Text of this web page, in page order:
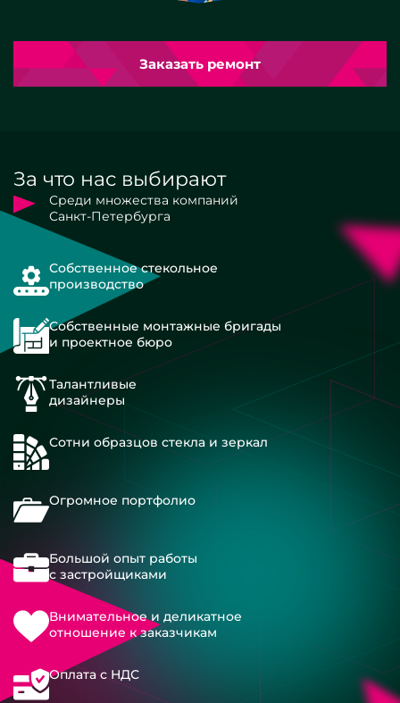
Заказать ремонт
За что нас выбирают
Среди множества компаний
Санкт-Петербурга
Собственное стекольное
производство
Собственные монтажные бригады
и проектное бюро
Талантливые
дизайнеры
Сотни образцов стекла и зеркал
Огромное портфолио
Большой опыт работы
с застройщиками
Внимательное и деликатное
отношение к заказчикам
Оплата с НДС